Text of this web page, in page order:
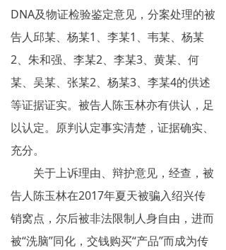
DNA及物证检验鉴定意见，分案处理的被
告人邱某、杨某1、李某1、韦某、杨某
2、朱和强、李某2、李某3、黄某、何
某、吴某、张某2、杨某3、李某4的供述
等证据证实。被告人陈玉林亦有供认，足
以认定。原判认定事实清楚，证据确实、
充分。
关于上诉理由、辩护意见，经查，被
告人陈玉林在2017年夏天被骗入绍兴传
销窝点，尔后被非法限制人身自由，进而
被“洗脑”同化，交钱购买“产品”而成为传